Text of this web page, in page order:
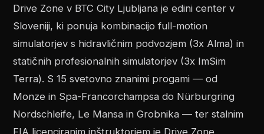
Drive Zone v BTC City Ljubljana je edini center v
Sloveniji, ki ponuja kombinacijo full-motion
simulatorjev s hidravličnim podvozjem (3x Alma) in
statičnih profesionalnih simulatorjev (3x ImSim
Terra). S 15 svetovno znanimi progami — od
Monze in Spa-Francorchampsa do Nürburgring
Nordschleife, Le Mansa in Grobnika — ter stalnim
FIA licenciranim inštruktorjem je Drive Zone